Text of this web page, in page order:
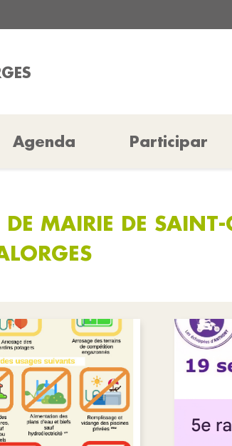
Agenda Participar
MAIRIE DE SAINT-